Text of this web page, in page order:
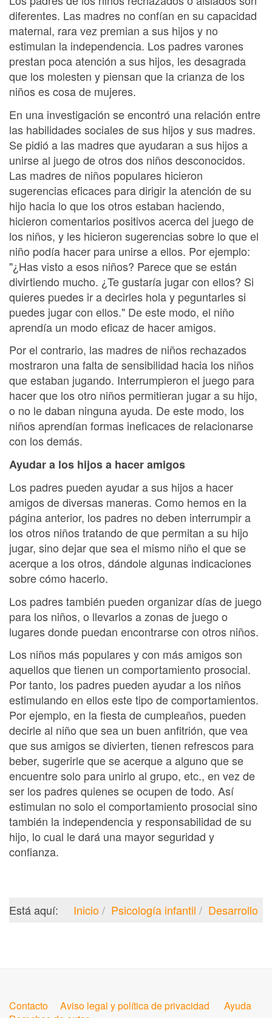
diferentes. Las madres no confían en su capacidad
maternal, rara vez premian a sus hijos y no
estimulan la independencia. Los padres varones
prestan poca atención a sus hijos, les desagrada
que los molesten y piensan que la crianza de los
niños es cosa de mujeres.
En una investigación se encontró una relación entre
las habilidades sociales de sus hijos y sus madres.
Se pidió a las madres que ayudaran a sus hijos a
unirse al juego de otros dos niños desconocidos.
Las madres de niños populares hicieron
sugerencias eficaces para dirigir la atención de su
hijo hacia lo que los otros estaban haciendo,
hicieron comentarios positivos acerca del juego de
los niños, y les hicieron sugerencias sobre lo que el
niño podía hacer para unirse a ellos. Por ejemplo:
"¿Has visto a esos niños? Parece que se están
divirtiendo mucho. ¿Te gustaría jugar con ellos? Si
quieres puedes ir a decirles hola y peguntarles si
puedes jugar con ellos." De este modo, el niño
aprendía un modo eficaz de hacer amigos.
Por el contrario, las madres de niños rechazados
mostraron una falta de sensibilidad hacia los niños
que estaban jugando. Interrumpieron el juego para
hacer que los otro niños permitieran jugar a su hijo,
o no le daban ninguna ayuda. De este modo, los
niños aprendían formas ineficaces de relacionarse
con los demás.
Ayudar a los hijos a hacer amigos
Los padres pueden ayudar a sus hijos a hacer
amigos de diversas maneras. Como hemos en la
página anterior, los padres no deben interrumpir a
los otros niños tratando de que permitan a su hijo
jugar, sino dejar que sea el mismo niño el que se
acerque a los otros, dándole algunas indicaciones
sobre cómo hacerlo.
Los padres también pueden organizar días de juego
para los niños, o llevarlos a zonas de juego o
lugares donde puedan encontrarse con otros niños.
Los niños más populares y con más amigos son
aquellos que tienen un comportamiento prosocial.
Por tanto, los padres pueden ayudar a los niños
estimulando en ellos este tipo de comportamientos.
Por ejemplo, en la fiesta de cumpleaños, pueden
decirle al niño que sea un buen anfitrión, que vea
que sus amigos se divierten, tienen refrescos para
beber, sugerirle que se acerque a alguno que se
encuentre solo para unirlo al grupo, etc., en vez de
ser los padres quienes se ocupen de todo. Así
estimulan no solo el comportamiento prosocial sino
también la independencia y responsabilidad de su
hijo, lo cual le dará una mayor seguridad y
confianza.
Está aquí: Inicio Psicología infantil Desarrollo
Contacto Aviso legal y política de privacidad
Ayuda